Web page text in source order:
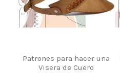
Patrones para hacer una
Visera de Cuero